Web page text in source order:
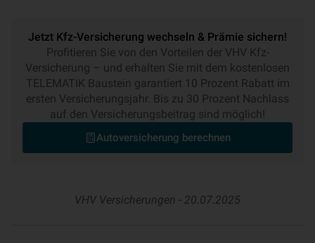
Jetzt Kfz-Versicherung wechseln & Prämie sichern!
Profitieren Sie von den Vorteilen der VHV Kfz-
Versicherung – und erhalten Sie mit dem kostenlosen
TELEMATIK Baustein garantiert 10 Prozent Rabatt im
ersten Versicherungsjahr. Bis zu 30 Prozent Nachlass
auf den Versicherungsbeitrag sind möglich!
Autoversicherung berechnen
VHV Versicherungen - 20.07.2025